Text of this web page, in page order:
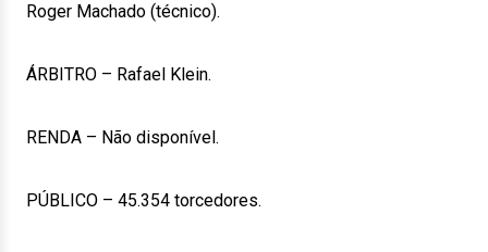
Roger Machado (técnico).
ÁRBITRO – Rafael Klein.
RENDA – Não disponível.
PÚBLICO – 45.354 torcedores.